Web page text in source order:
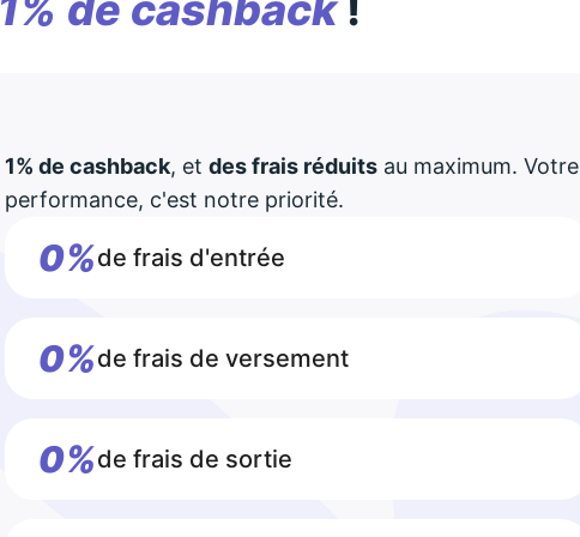
1% de cashback, et des frais réduitsau maximum. Votre
performance, c'est notre priorité.
0%de frais d'entrée
0%de frais de versement
0%de frais de sortie